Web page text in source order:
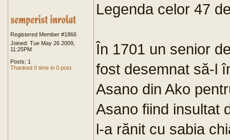
Registered Member #1866
Joined: Tue May 26 2009,
11:25PM
Posts: 1
Thanked 0 time in 0 post
Legenda celor 47
În 1701 un senior
fost desemnat să-l
Asano din Ako
Asano fiind insultat
l-a rănit cu sabia